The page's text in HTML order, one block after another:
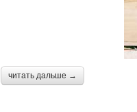
читать дальше →